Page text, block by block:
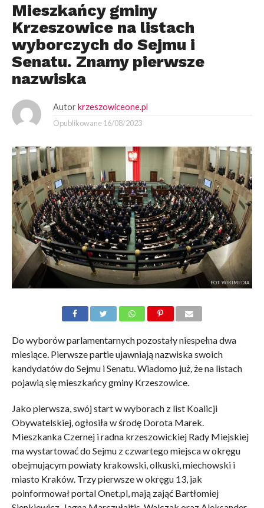
Mieszkańcy gminy
Krzeszowice na listach
wyborczych do Sejmu i
Senatu. Znamy pierwsze
nazwiska
Autor krzeszowiceone.pl
Opublikowane 16/08/2023
FOT. WIKIMEDIA
Do wyborów parlamentarnych pozostały niespełna dwa
miesiące. Pierwsze partie ujawniają nazwiska swoich
kandydatów do Sejmu i Senatu. Wiadomo już, że na listach
pojawią się mieszkańcy gminy Krzeszowice.
Jako pierwsza, swój start w wyborach z list Koalicji
Obywatelskiej, ogłosiła w środę Dorota Marek.
Mieszkanka Czernej i radna krzeszowickiej Rady Miejskiej
ma wystartować do Sejmu z czwartego miejsca w okręgu
obejmującym powiaty krakowski, olkuski, miechowski i
miasto Kraków. Trzy pierwsze w okręgu 13, jak
poinformował portal Onet.pl, mają zająć Bartłomiej